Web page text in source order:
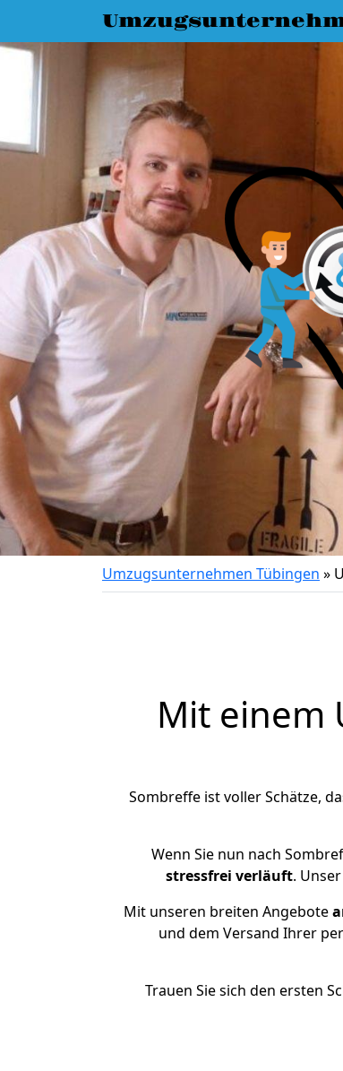
Umzugsunternehmen Tübingen »
Mit einem
Sombreffe ist voller Schätze,
Wenn Sie nun nach
stressfrei verläuft.
Mit unseren breiten Angebote
und dem Versand Ihrer
Trauen Sie sich den ersten